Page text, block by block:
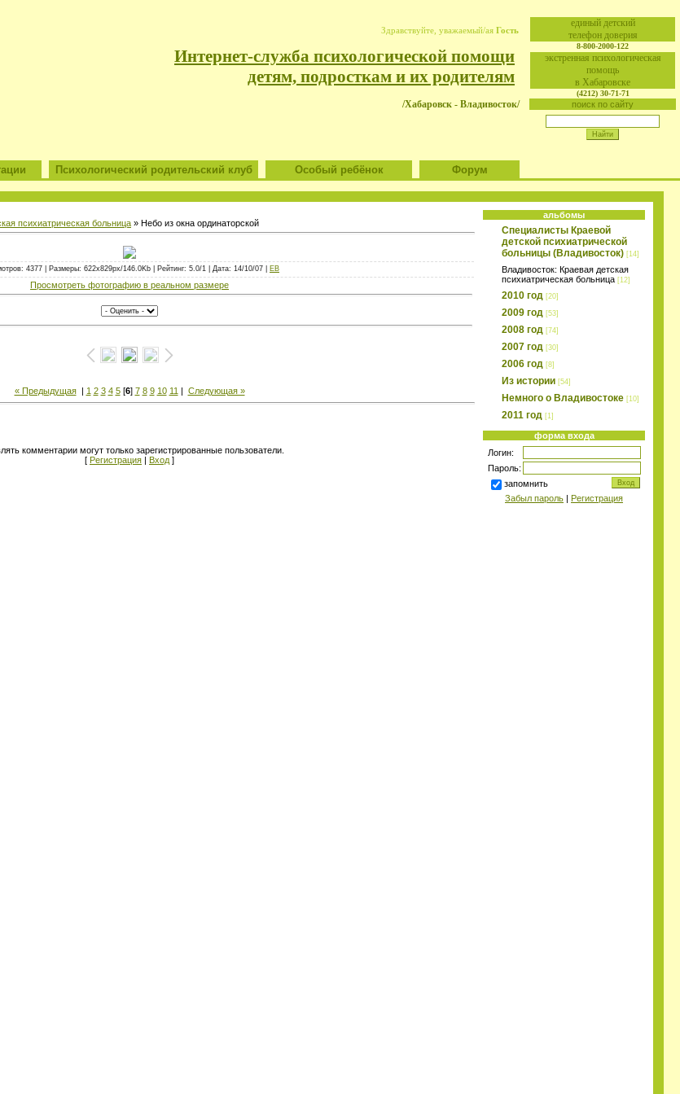
eдиный детский
телефон доверия
8-800-2000-122
экстренная психологическая
помощь
в Хабаровске
(4212) 30-71-71
поиск по сайту
Здравствуйте, уважаемый/ая Гость
Интернет-служба психологической помощи
детям, подросткам и их родителям
/Хабаровск - Владивосток/
Психологический родительский клуб Особый ребёнок Форум
психиатрическая больница » Небо из окна ординаторской
4377 | Размеры: 622x829px/146.0Kb | Рейтинг: 5.0/1 | Дата: 14/10/07 | ЕВ
Просмотреть фотографию в реальном размере
« Предыдущая| 1 2 3 4 5[6] 7 8 9 10 11 | Следующая »
комментарии могут только зарегистрированные пользователи.
[ Регистрация Вход ]
альбомы
Специалисты Краевой
детской психиатрической
больницы (Владивосток) [14]
Владивосток: Краевая детская
психиатрическая больница [12]
2010 год [20]
2009 год [53]
2008 год [74]
2007 год [30]
2006 год [8]
Из истории [54]
Немного о Владивостоке [10]
2011 год [1]
форма входа
Логин:
Пароль:
запомнить
Забыл пароль | Регистрация